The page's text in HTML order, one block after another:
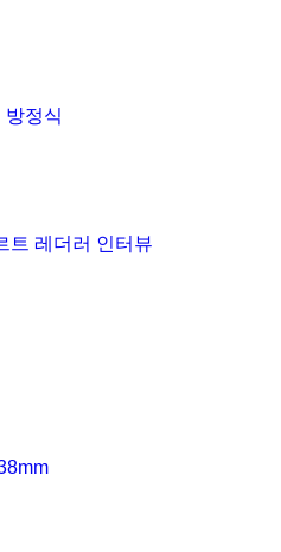
방정식
트 레더러 인터뷰